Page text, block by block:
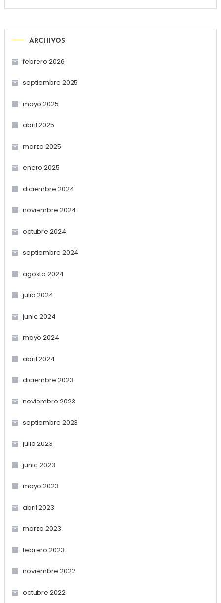
ARCHIVOS
febrero 2026
septiembre 2025
mayo 2025
abril 2025
marzo 2025
enero 2025
diciembre 2024
noviembre 2024
octubre 2024
septiembre 2024
agosto 2024
julio 2024
junio 2024
mayo 2024
abril 2024
diciembre 2023
noviembre 2023
septiembre 2023
julio 2023
junio 2023
mayo 2023
abril 2023
marzo 2023
febrero 2023
noviembre 2022
octubre 2022